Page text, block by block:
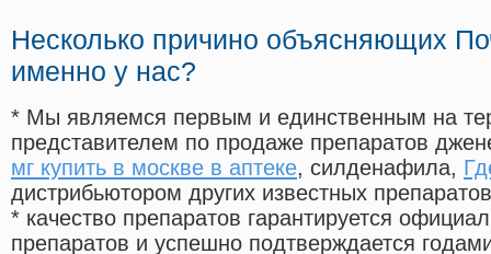
Несколько причино объясняющих
именно у нас?
* Мы являемся первым и единственным на
представителем по продаже препаратов
мг купить в москве в аптеке, силденафила,
дистрибьютором других известных препаратов
* качество препаратов гарантируется
препаратов и успешно подтверждается